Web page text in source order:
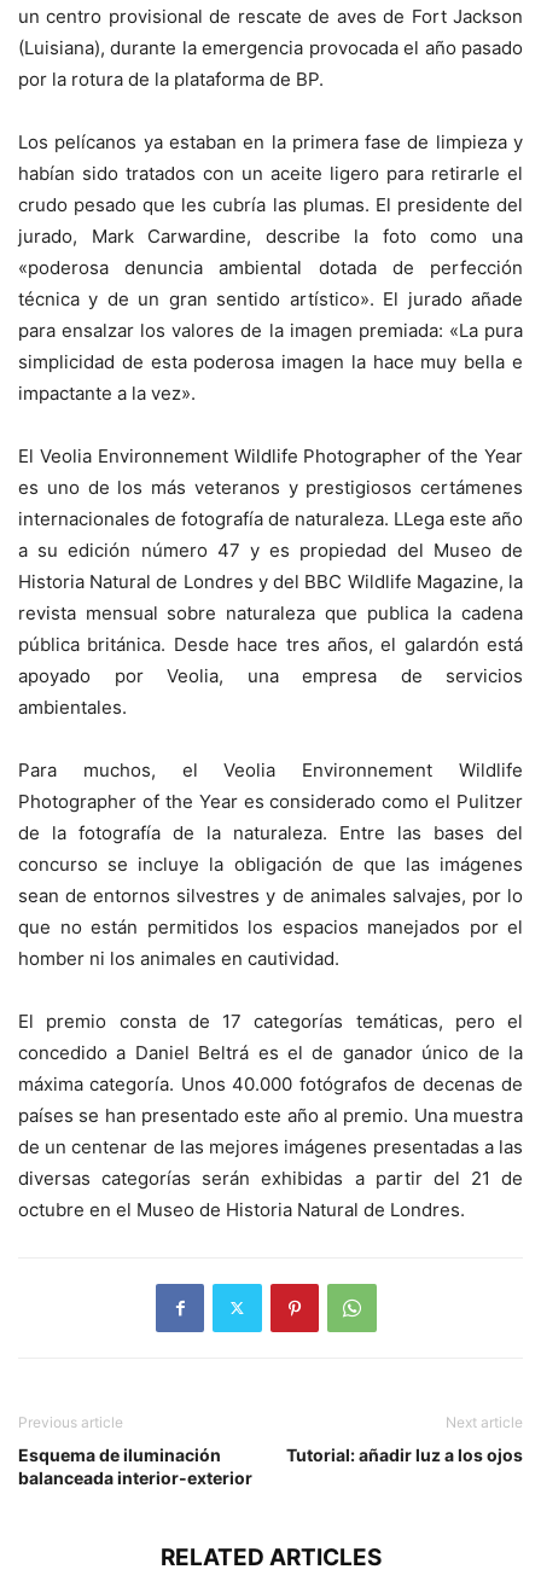
un centro provisional de rescate de aves de Fort Jackson
(Luisiana), durante la emergencia provocada el año pasado
por la rotura de la plataforma de BP.
Los pelícanos ya estaban en la primera fase de limpieza y
habían sido tratados con un aceite ligero para retirarle el
crudo pesado que les cubría las plumas. El presidente del
jurado, Mark Carwardine, describe la foto como una
«poderosa denuncia ambiental dotada de perfección
técnica y de un gran sentido artístico». El jurado añade
para ensalzar los valores de la imagen premiada: «La pura
simplicidad de esta poderosa imagen la hace muy bella e
impactante a la vez».
El Veolia Environnement Wildlife Photographer of the Year
es uno de los más veteranos y prestigiosos certámenes
internacionales de fotografía de naturaleza. LLega este año
a su edición número 47 y es propiedad del Museo de
Historia Natural de Londres y del BBC Wildlife Magazine, la
revista mensual sobre naturaleza que publica la cadena
pública británica. Desde hace tres años, el galardón está
apoyado por Veolia, una empresa de servicios
ambientales.
Para muchos, el Veolia Environnement Wildlife
Photographer of the Year es considerado como el Pulitzer
de la fotografía de la naturaleza. Entre las bases del
concurso se incluye la obligación de que las imágenes
sean de entornos silvestres y de animales salvajes, por lo
que no están permitidos los espacios manejados por el
homber ni los animales en cautividad.
El premio consta de 17 categorías temáticas, pero el
concedido a Daniel Beltrá es el de ganador único de la
máxima categoría. Unos 40.000 fotógrafos de decenas de
países se han presentado este año al premio. Una muestra
de un centenar de las mejores imágenes presentadas a las
diversas categorías serán exhibidas a partir del 21 de
octubre en el Museo de Historia Natural de Londres.
Previous article
Esquema de iluminación
balanceada interior-exterior
Next article
Tutorial: añadir luz a los ojos
RELATED ARTICLES